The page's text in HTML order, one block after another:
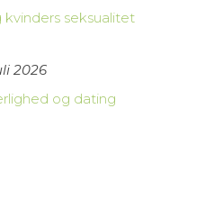
seksualitet
2026
og dating